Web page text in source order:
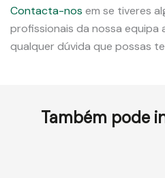
Contacta-nos em se tiveres
profissionais da nossa
qualquer dúvida que possas
Também pode